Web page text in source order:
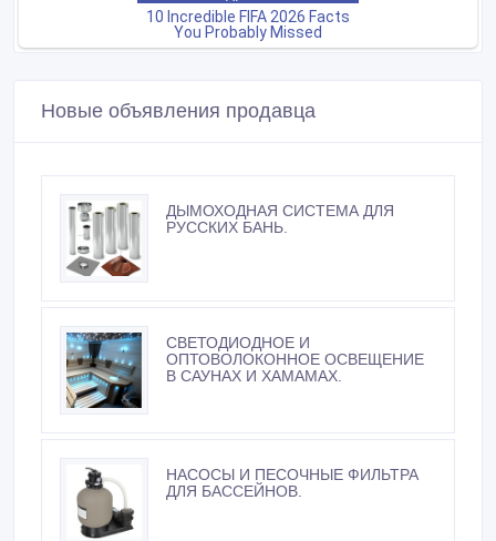
Новые объявления продавца
ДЫМОХОДНАЯ СИСТЕМА ДЛЯ
РУССКИХ БАНЬ.
СВЕТОДИОДНОЕ И
ОПТОВОЛОКОННОЕ ОСВЕЩЕНИЕ
В САУНАХ И ХАМАМАХ.
НАСОСЫ И ПЕСОЧНЫЕ ФИЛЬТРА
ДЛЯ БАССЕЙНОВ.